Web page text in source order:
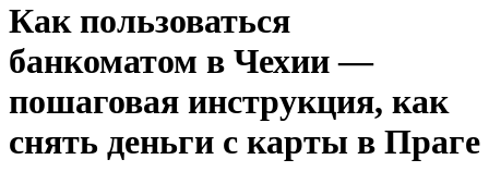
Как пользоваться
банкоматом в Чехии —
пошаговая инструкция, как
снять деньги с карты в Праге